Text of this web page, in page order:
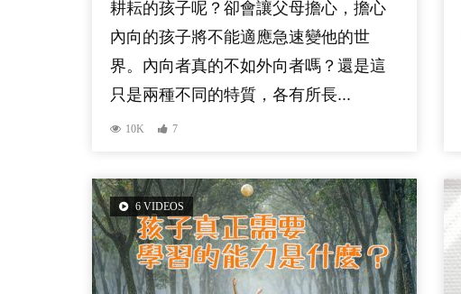
耕耘的孩子呢？卻會讓父母擔心，擔心
內向的孩子將不能適應急速變他的世
界。內向者真的不如外向者嗎？還是這
只是兩種不同的特質，各有所長...
10K 7
6 VIDEOS